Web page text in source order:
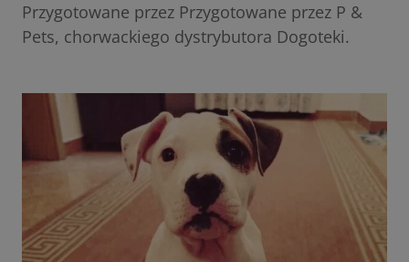
Przygotowane przez Przygotowane przez P &
Pets, chorwackiego dystrybutora Dogoteki.